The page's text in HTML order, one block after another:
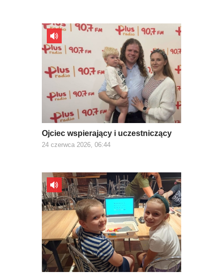
Ojciec wspierający i uczestniczący
24 czerwca 2026, 06:44